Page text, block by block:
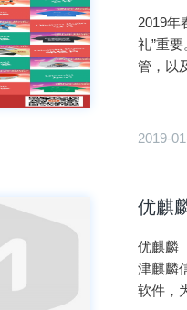
2019年
礼”重
管，以
2019-
优麒
优麒麟
津麒麟
软件，